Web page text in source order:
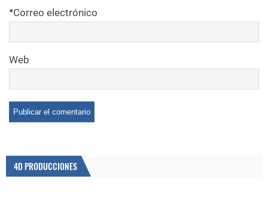
Correo electrónico
*
Web
4D PRODUCCIONES